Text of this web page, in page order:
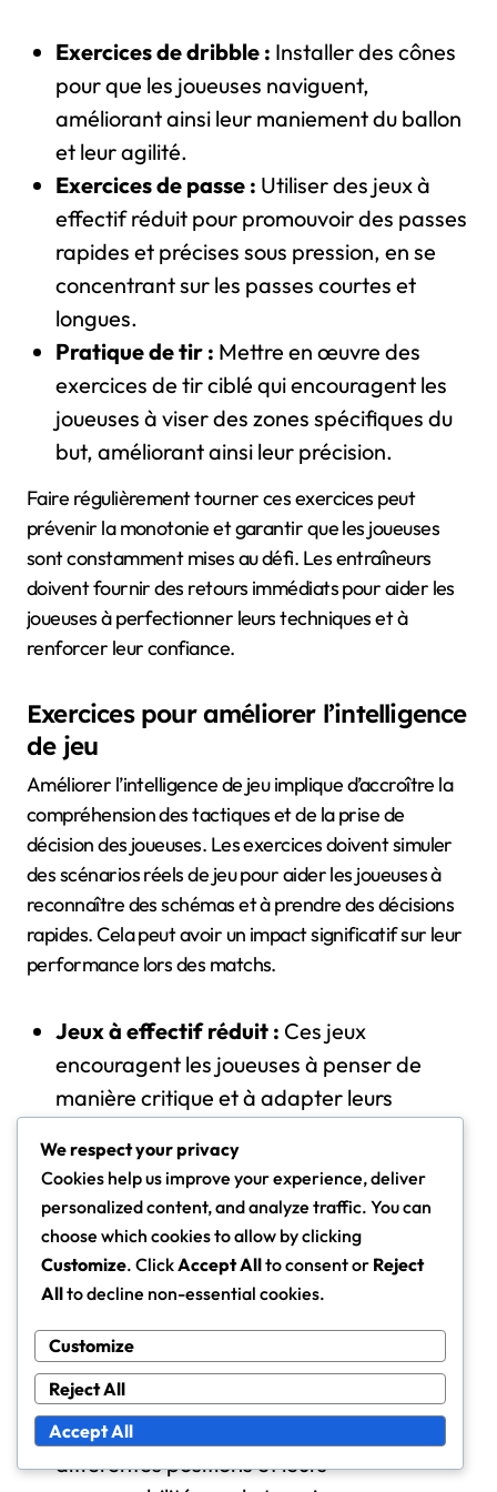
Exercices de dribble : Installer des cônes
pour que les joueuses naviguent,
améliorant ainsi leur maniement du ballon
et leur agilité.
Exercices de passe : Utiliser des jeux à
effectif réduit pour promouvoir des passes
rapides et précises sous pression, en se
concentrant sur les passes courtes et
longues.
Pratique de tir : Mettre en œuvre des
exercices de tir ciblé qui encouragent les
joueuses à viser des zones spécifiques du
but, améliorant ainsi leur précision.
Faire régulièrement tourner ces exercices peut
prévenir la monotonie et garantir que les joueuses
sont constamment mises au défi. Les entraîneurs
doivent fournir des retours immédiats pour aider les
joueuses à perfectionner leurs techniques et à
renforcer leur confiance.
Exercices pour améliorer l’intelligence
de jeu
Améliorer l’intelligence de jeu implique d’accroître la
compréhension des tactiques et de la prise de
décision des joueuses. Les exercices doivent simuler
des scénarios réels de jeu pour aider les joueuses à
reconnaître des schémas et à prendre des décisions
rapides. Cela peut avoir un impact significatif sur leur
performance lors des matchs.
Jeux à effectif réduit : Ces jeux
encouragent les joueuses à penser de
manière critique et à adapter leurs
évolutives du match.
Analyse vidéo : Revoir les séquences de
jeu permet aux joueuses d’identifier leurs
forces et faiblesses, favorisant une
compréhension plus profonde du jeu
tactique.
Scénarios de jeu de rôle :Attribuer des
rôles spécifiques lorsde lapratique pour
aider les joueuses à comprendre les
différentes positions et leurs
We respect your privacy
Cookies help us improve your experience, deliver
personalized content, and analyze traffic. You can
choose which cookies to allow by clicking
Customize. ClickAccept Allto consent or Reject
Allto decline non-essential cookies.
Customize
Reject All
Accept All